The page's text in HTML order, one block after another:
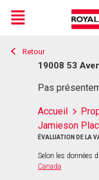
Live
En Direct
Menu
Retour
19008 53
Pas
Accueil
Jamieson
ÉVALUATION DE LA
Selon les données
Canada